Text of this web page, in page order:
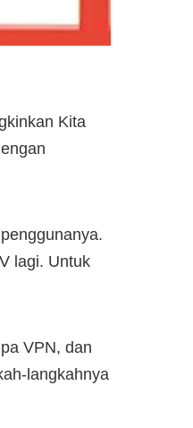
Kita
lagi. Untuk
VPN, dan
langkahnya